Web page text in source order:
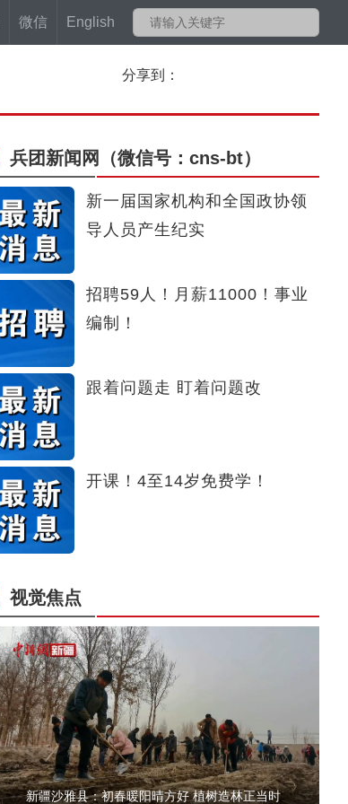
微信 English
分享到：
兵团新闻网 （微信号：cns-bt）
新一届国家机构和全国政协领
导人员产生纪实
招聘59人！月薪11000！事业
编制！
跟着问题走 盯着问题改
开课！4至14岁免费学！
视觉焦点
2023年“衢乌情·燕山飞鸡”乡村文化旅游节
新疆墨玉县举办首届“羊先生选美大赛”
新疆沙雅县：初春暖阳晴方好 植树造林正当时